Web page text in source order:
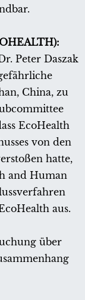
Peter Daszak
China, zu
EcoHealth
von den
hatte,
and Human
aus.
über